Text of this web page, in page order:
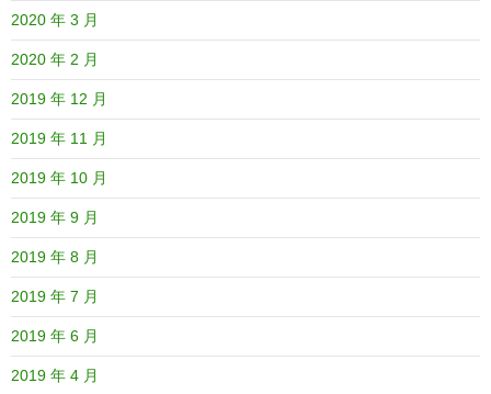
2020 年 3 月
2020 年 2 月
2019 年 12 月
2019 年 11 月
2019 年 10 月
2019 年 9 月
2019 年 8 月
2019 年 7 月
2019 年 6 月
2019 年 4 月